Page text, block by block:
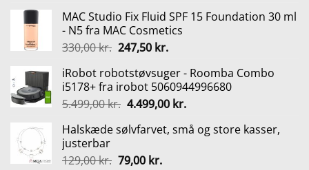
pris
var:
269,00 kr..
pris
er:
119,00 kr..
MAC Studio Fix Fluid SPF 15 Foundation 30 ml
- N5 fra MAC Cosmetics
330,00kr. Den
pris
var:
330,00 kr..
247,50 kr.Den
pris
er:
247,50 kr..
iRobot robotstøvsuger - Roomba Combo
i5178+ fra irobot 5060944996680
5.499,00kr. Den
pris
5.499,00 kr..
4.499,00 kr.Den
pris
Halskæde sølvfarvet, små og store kasser,
justerbar
129,00kr. Den
79,00 kr.Den